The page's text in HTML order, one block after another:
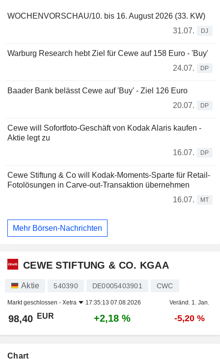
WOCHENVORSCHAU/10. bis 16. August 2026 (33. KW)
31.07.
DJ
Warburg Research hebt Ziel für Cewe auf 158 Euro - 'Buy'
24.07.
DP
Baader Bank belässt Cewe auf 'Buy' - Ziel 126 Euro
20.07.
DP
Cewe will Sofortfoto-Geschäft von Kodak Alaris kaufen -
Aktie legt zu
16.07.
DP
Cewe Stiftung & Co will Kodak-Moments-Sparte für Retail-
Fotolösungen in Carve-out-Transaktion übernehmen
16.07.
MT
Mehr Börsen-Nachrichten
CEWE STIFTUNG & CO. KGAA
Aktie 540390 DE0005403901 CWC
Markt geschlossen - Xetra 17:35:13 07.08.2026 Veränd. 1. Jan.
98,40 EUR +2,18 % -5,20 %
Chart